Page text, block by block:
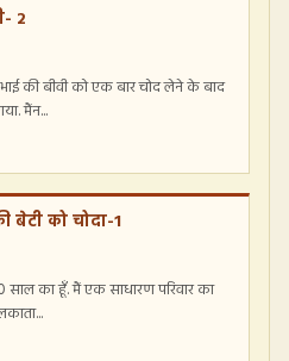
2
की बीवी को एक बार चोद लेने के बाद
मैंन...
बेटी को चोदा-1
साल का हूँ. मैं एक साधारण परिवार का